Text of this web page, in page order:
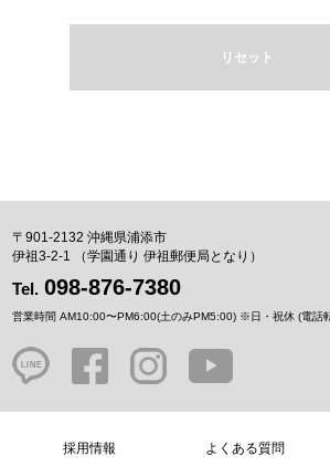
リセット
〒901-2132 沖縄県浦添市
伊祖3-2-1 （学園通り 伊祖郵便局となり）
Tel. 098-876-7380
営業時間 AM10:00〜PM6:00(土のみPM5:00) ※日・祝休 (電話
採用情報 よくある質問